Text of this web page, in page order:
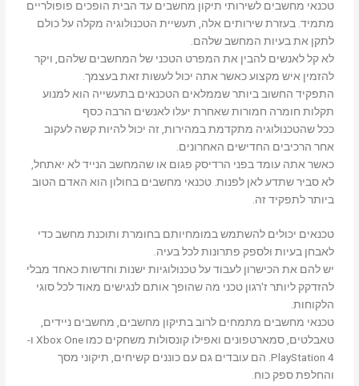
טכנאי מחשבים לשירותי תיקון מחשבים עד הבית הופכים פופולריים
מתמיד. בעזרת שירותים אלה, תעשיית הטכנולוגיה מקלה על כולם
לתקן את בעיות המחשב שלהם.
לא קל לאנשים להבין את המפרט הטכני של המחשבים שלהם, ויקר
להזמין איש מקצוע כאשר אתה יכול לעשות זאת בעצמך.
התפקיד החשוב ביותר שממלאים הטכנאים בתעשייה הוא למנוע
תקלות חומרה חמורות שאחרת יעלו לאנשים הרבה כסף
ככל שהטכנולוגיה מתקדמת במהירות, זה יכול להיות קשה לעקוב
אחר הרכיבים החדישים האחרונים.
כאשר אתה עומד בפני הרדיסק פגום או שהמחשב הנייד לא יאתחל,
לא סביר שתדע לאן לפנות. טכנאי מחשבים בחולון הוא האדם הטוב
ביותר לתפקיד זה.
טכנאים יכולים להשתמש במומחיותם בחומרת ותוכנת מחשב כדי
לאבחן בעיות ולספק פתרונות לכל בעיה.
יש להם את הכישרון לעבוד על טכנולוגיות ישנות וחדשות כאחד מבלי
להזדקק ליותר ז'רגון טכני מה שהופך אותם לנגישים מאוד לכל סוגי
הלקוחות.
טכנאי מחשבים מתמחים לרוב בתיקון מחשבים, מחשבים ניידים,
טאבלטים, סמארטפונים ואפילו קונסולות משחקים כמו Xbox One ו-
PlayStation 4. הם עובדים גם עם כוננים קשיחים, תיקוני מסך
והחלפת ספק כוח.